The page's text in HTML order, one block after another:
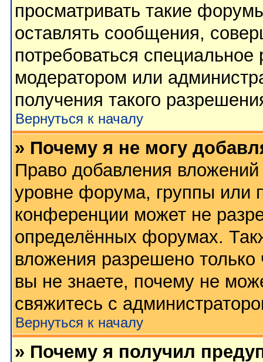
просматривать такие
оставлять сообщения,
потребоваться
модератором или
получения такого
Вернуться к началу
» Почему я не могу
Право добавления
уровне форума, группы или
конференции может не
определённых форумах.
вложения разрешено
вы не знаете, почему не
свяжитесь с
Вернуться к началу
» Почему я получил